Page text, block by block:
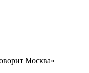
Москва»